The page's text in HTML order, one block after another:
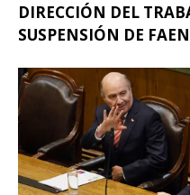
DIRECCIÓN DEL
SUSPENSIÓN DE